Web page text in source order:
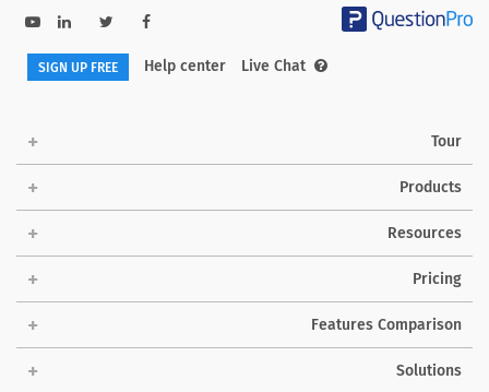
Help center Live Chat
SIGN UP FREE
Tour
Products
Resources
Pricing
Features Comparison
Solutions